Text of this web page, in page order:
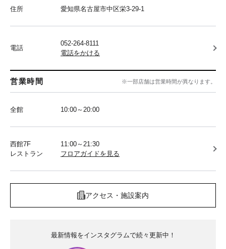
住所 愛知県名古屋市中区栄3-29-1
電話
052-264-8111
電話をかける
営業時間 ※一部店舗は営業時間が異なります。
全館 10:00～20:00
西館7F
レストラン
11:00～21:30
フロアガイドを見る
アクセス・施設案内
最新情報をインスタグラムで続々更新中！